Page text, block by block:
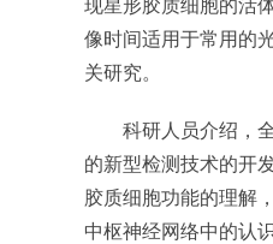
现星形胶质细胞的活
像时间适用于常用的
关研究。
科研人员介绍，全
的新型检测技术的开
胶质细胞功能的理解
中枢神经网络中的认